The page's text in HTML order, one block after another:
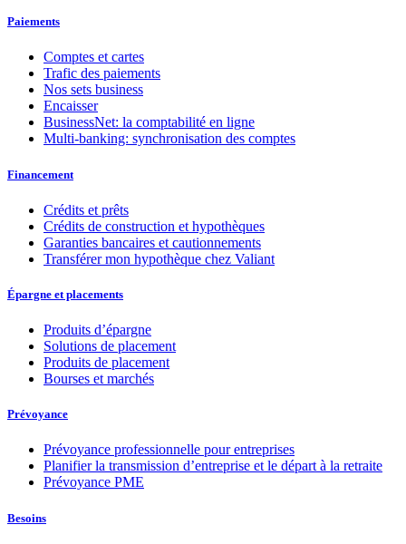
Paiements
Comptes et cartes
Trafic des paiements
Nos sets business
Encaisser
BusinessNet: la comptabilité en ligne
Multi-banking: synchronisation des comptes
Financement
Crédits et prêts
Crédits de construction et hypothèques
Garanties bancaires et cautionnements
Transférer mon hypothèque chez Valiant
Épargne et placements
Produits d’épargne
Solutions de placement
Produits de placement
Bourses et marchés
Prévoyance
Prévoyance professionnelle pour entreprises
Planifier la transmission d’entreprise et le départ à la retraite
Prévoyance PME
Besoins